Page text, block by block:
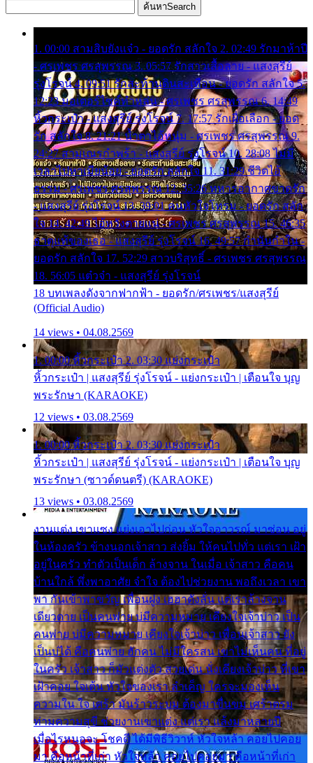
ค้นหาSearch
1. 00:00 สามสิบยังแจ๋ว - ยอดรัก สลักใจ 2. 02:49 รักมาห้าปี
- ศรเพชร ศรสุพรรณ 3. 05:57 รักสาวเสื้อลาย - แสงสุรีย์
รุ่งโรจน์ 4. 09:51 รักสะท้านดินสะเทือน - ยอดรัก สลักใจ 5.
12:23 มอเตอร์ไซค์ทำหล่น - ศรเพชร ศรสุพรรณ 6. 14:49
หิ้วกระเป๋า - แสงสุรีย์ รุ่งโรจน์ 7. 17:57 รักเผื่อเลือก - ยอด
รัก สลักใจ 8. 21:21 น้ำตาไอ้หนุ่ม - ศรเพชร ศรสุพรรณ 9.
24:27 สามเณรกำพร้า - แสงสุรีย์ รุ่งโรจน์ 10. 28:08 ไม่มี
เวลาไปหาเมียน้อย - ยอดรัก สลักใจ 11. 31:29 ชีวิตไอ้
ธรรม - ศรเพชร ศรสุพรรณ 12. 35:26 ทหารอากาศขาดรัก
- แสงสุรีย์ รุ่งโรจน์ 13. 39:01 คนหัวใจโทรม - ยอดรัก สลัก
ใจ 14. 42:49 ไอ้หวังตายแน่ - ศรเพชร ศรสุพรรณ 15. 46:35
ธาตุแท้ของเธอ - แสงสุรีย์ รุ่งโรจน์ 16. 49:57 กำนันกำใน -
ยอดรัก สลักใจ 17. 52:29 สาวบริสุทธิ์ - ศรเพชร ศรสุพรรณ
18. 56:05 แต๋วจ๋า - แสงสุรีย์ รุ่งโรจน์
18 บทเพลงดังจากฟากฟ้า - ยอดรัก/ศรเพชร/แสงสุรีย์
(Official Audio)
14 views • 04.08.2569
1. 00:00 หิ้วกระเป๋า 2. 03:30 แย่งกระเป๋า
หิ้วกระเป๋า | แสงสุรีย์ รุ่งโรจน์ - แย่งกระเป๋า | เตือนใจ บุญ
พระรักษา (KARAOKE)
12 views • 03.08.2569
1. 00:00 หิ้วกระเป๋า 2. 03:30 แย่งกระเป๋า
หิ้วกระเป๋า | แสงสุรีย์ รุ่งโรจน์ - แย่งกระเป๋า | เตือนใจ บุญ
พระรักษา (ซาวด์ดนตรี) (KARAOKE)
13 views • 03.08.2569
งานแต่ง เขาแซง แย่งเอาไปก่อน หัวใจอาวรณ์ มาซ่อน อยู่
ในห้องครัว ข้างนอกเจ้าสาว ส่งยิ้ม ให้คนไปทั่ว แต่เรา เฝ้า
อยู่ในครัว ทำตัวเป็นเด็ก ล้างจาน ในเมื่อ เจ้าสาว คือคน
บ้านใกล้ พึ่งพาอาศัย จำใจ ต้องไปช่วยงาน พอถึงเวลา เขา
พา กันเข้าพาขวัญ เพื่อนฝูง เฮฮาดังลั่น แต่เราล้างจาน
เดียวดาย เป็นคนพ่าย บ่มีความหมาย เคียงใจเจ้าบ่าว เป็น
คนพ่าย บ่มีความหมาย เคียงใจเจ้าบ่าว เพื่อนเจ้าสาว ยัง
เป็นบ่ได้ คือคนพ่าย ฮักคน ไม่มีใครสน เขาไม่เห็นคน ที่อยู่
ในครัว เจ้าสาว ก็มัวแต่งตัว สวยเด่น นั่งเคียงเจ้าบ่าว ที่เขา
เฝ้าคอย ใจเต้น หัวใจของเรา ลำเค็ญ ใครจะมองเห็น
ความใน ใจ เศร้า มันร้าวระบม ต้องมาขื่นขม เศร้าตรม
ท่ามความสุขี ช่วยงานเขาแต่ง แต่เรา แล้งมาหลายปี
เมื่อไรหนอจะ โชคดี ได้มีพิธีวิวาห์ หัวใจหล้า คอยไปคอย
มา คือหน้าที่เก่า หัวใจหล้า คอยไปคอยมา คือหน้าที่เก่า